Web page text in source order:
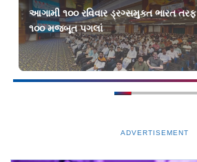
આગામી ૧૦૦ રવિવાર ડ્રગ્સમુક્ત ભારત તરફ
૧૦૦ મજબૂત પગલાં
ADVERTISEMENT